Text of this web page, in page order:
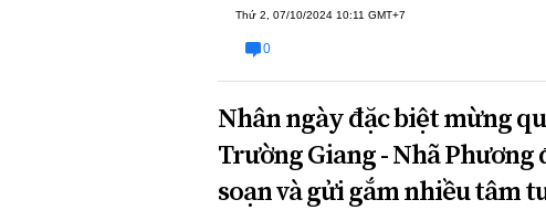
Thứ 2, 07/10/2024 10:11 GMT+7
0
Nhân ngày đặc biệt mừng
Trường Giang - Nhã
soạn và gửi gắm nhiều tâm